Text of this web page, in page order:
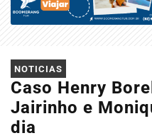
NOTICIAS
Caso Henry
Jairinho e
dia